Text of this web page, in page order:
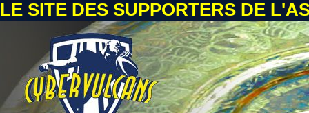
LE SITE DES SUPPORTERS DE